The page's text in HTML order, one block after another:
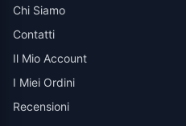
Chi Siamo
Contatti
Il Mio Account
I Miei Ordini
Recensioni